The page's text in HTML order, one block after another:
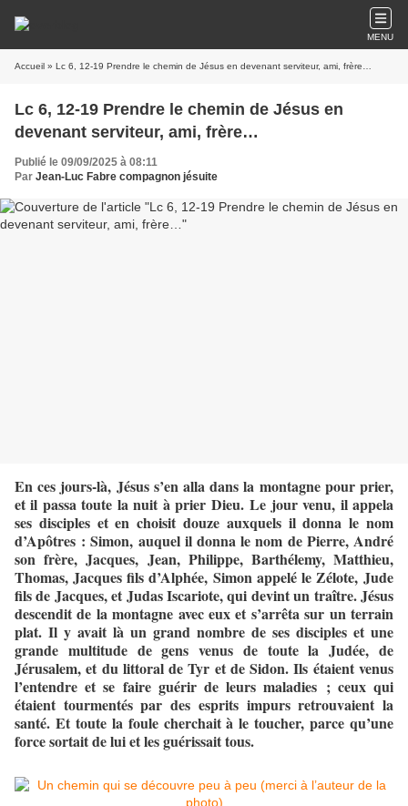
MENU
Accueil » Lc 6, 12-19 Prendre le chemin de Jésus en devenant serviteur, ami, frère…
Lc 6, 12-19 Prendre le chemin de Jésus en
devenant serviteur, ami, frère…
Publié le 09/09/2025 à 08:11
Par Jean-Luc Fabre compagnon jésuite
En ces jours-là, Jésus s’en alla dans la montagne pour prier,
et il passa toute la nuit à prier Dieu. Le jour venu, il appela
ses disciples et en choisit douze auxquels il donna le nom
d’Apôtres : Simon, auquel il donna le nom de Pierre, André
son frère, Jacques, Jean, Philippe, Barthélemy, Matthieu,
Thomas, Jacques fils d’Alphée, Simon appelé le Zélote, Jude
fils de Jacques, et Judas Iscariote, qui devint un traître. Jésus
descendit de la montagne avec eux et s’arrêta sur un terrain
plat. Il y avait là un grand nombre de ses disciples et une
grande multitude de gens venus de toute la Judée, de
Jérusalem, et du littoral de Tyr et de Sidon. Ils étaient venus
l’entendre et se faire guérir de leurs maladies ; ceux qui
étaient tourmentés par des esprits impurs retrouvaient la
santé. Et toute la foule cherchait à le toucher, parce qu’une
force sortait de lui et les guérissait tous.